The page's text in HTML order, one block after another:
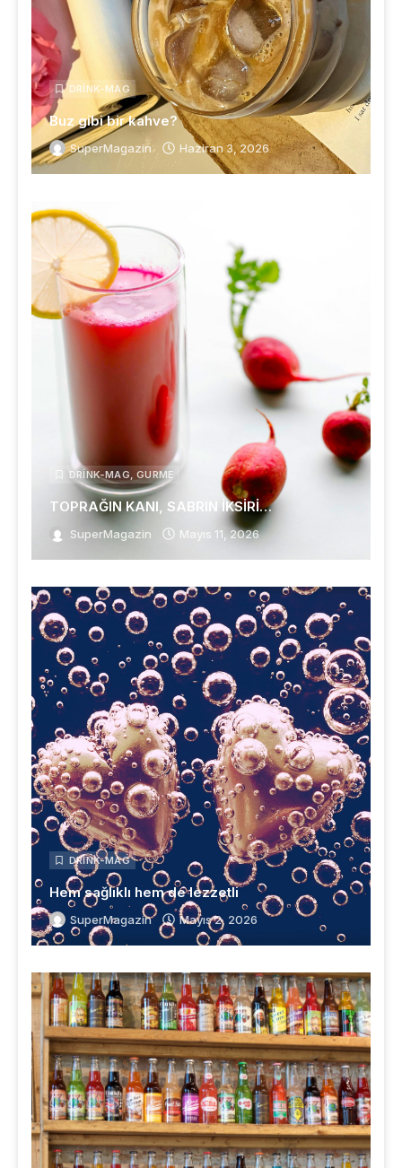
DRINK-MAG
Buz gibi bir kahve?
SuperMagazin Haziran 3, 2026
DRINK-MAG,GURME
TOPRAĞIN KANI, SABRIN İKSİRİ…
SuperMagazin Mayıs 11, 2026
DRINK-MAG
Hem sağlıklı hem de lezzetli
SuperMagazin Mayıs 2, 2026